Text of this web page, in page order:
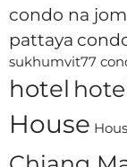
condo na
pattaya
sukhumvit77
hotel
House